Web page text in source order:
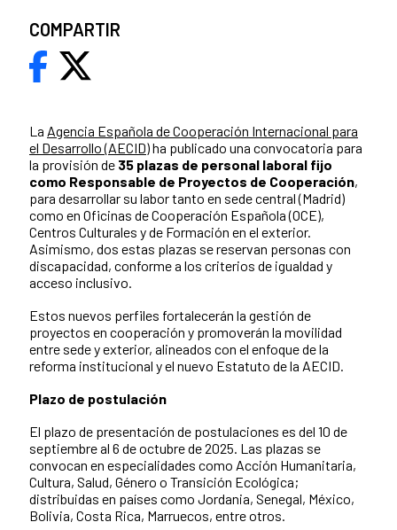
La Agencia Española de Cooperación Internacional para
el Desarrollo (AECID)ha publicado una convocatoria para
la provisión de 35 plazas de personal laboral fijo
como Responsable de Proyectos de Cooperación,
para desarrollar su labor tanto en sede central (Madrid)
como en Oficinas de Cooperación Española (OCE),
Centros Culturales y de Formación en el exterior.
Asimismo, dos estas plazas se reservan personas con
discapacidad, conforme a los criterios de igualdad y
acceso inclusivo.
Estos nuevos perfiles fortalecerán la gestión de
proyectos en cooperación y promoverán la movilidad
entre sede y exterior, alineados con el enfoque de la
reforma institucional y el nuevo Estatuto de la AECID.
Plazo de postulación
El plazo de presentación de postulaciones es del 10 de
septiembre al 6 de octubre de 2025. Las plazas se
convocan en especialidades como Acción Humanitaria,
Cultura, Salud, Género o Transición Ecológica;
distribuidas en países como Jordania, Senegal, México,
Bolivia, Costa Rica, Marruecos, entre otros.
COMPARTIR